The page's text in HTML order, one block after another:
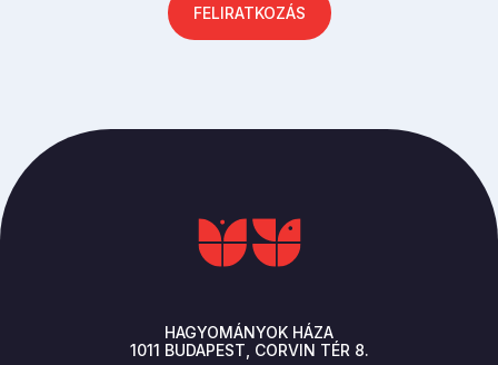
FELIRATKOZÁS
HAGYOMÁNYOK HÁZA
1011 BUDAPEST CORVIN TÉR 8.